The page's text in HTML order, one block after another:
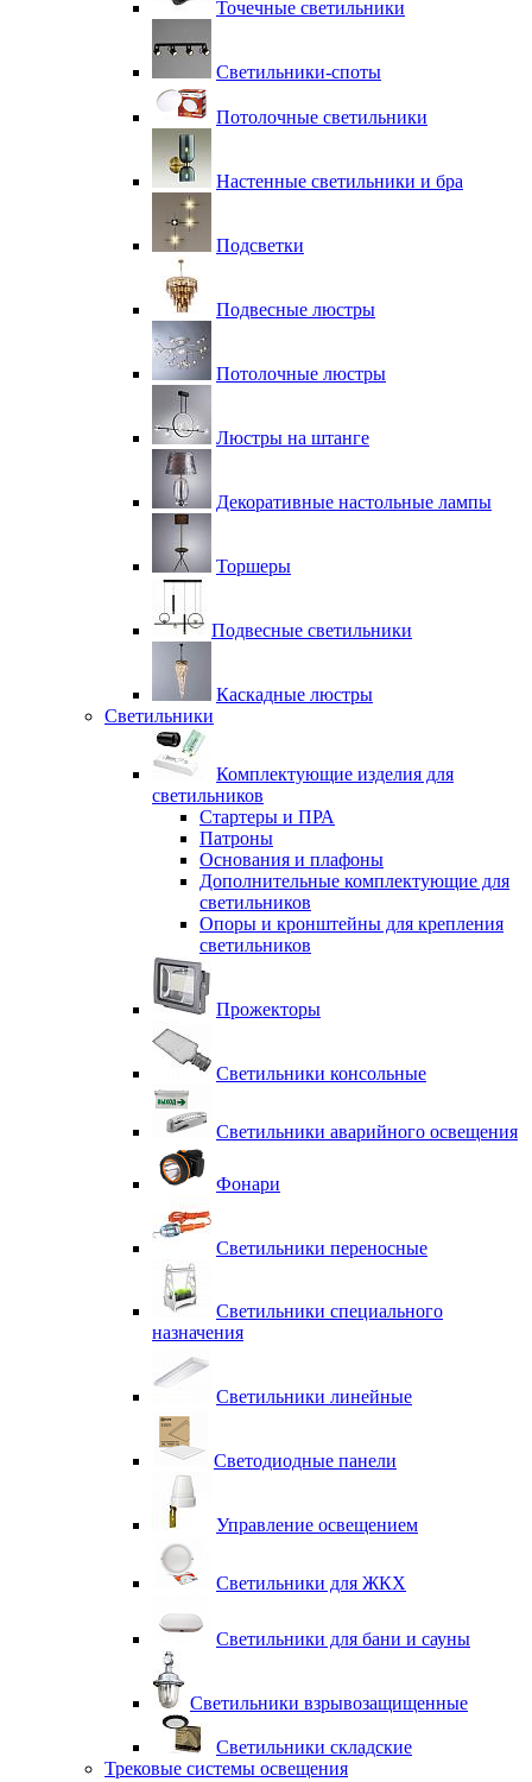
Точечные светильники
Светильники-споты
Потолочные светильники
Настенные светильники и бра
Подсветки
Подвесные люстры
Потолочные люстры
Люстры на штанге
Декоративные настольные лампы
Торшеры
Подвесные светильники
Каскадные люстры
Светильники
Комплектующие изделия для
светильников
Стартеры и ПРА
Патроны
Основания и плафоны
Дополнительные комплектующие для
светильников
Опоры и кронштейны для крепления
светильников
Прожекторы
Светильники консольные
Светильники аварийного освещения
Фонари
Светильники переносные
Светильники специального
назначения
Светильники линейные
Светодиодные панели
Управление освещением
Светильники для ЖКХ
Светильники для бани и сауны
Светильники взрывозащищенные
Светильники складские
Трековые системы освещения